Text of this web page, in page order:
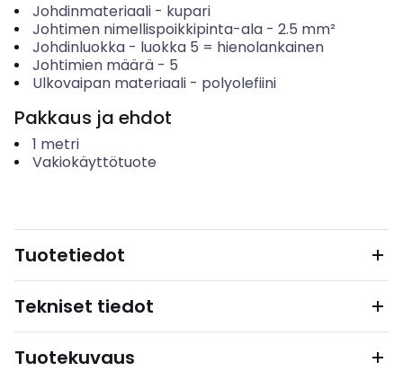
Johdinmateriaali- kupari
Johtimen nimellispoikkipinta-ala- 2.5 mm²
Johdinluokka- luokka 5 = hienolankainen
Johtimien määrä- 5
Ulkovaipan materiaali- polyolefiini
Pakkaus ja ehdot
1 metri
Vakiokäyttötuote
Tuotetiedot
Tekniset tiedot
Tuotekuvaus